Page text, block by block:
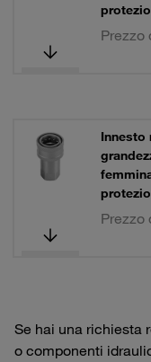
Prezzo
Innesto
Prezzo
Se hai una richiesta
o componenti